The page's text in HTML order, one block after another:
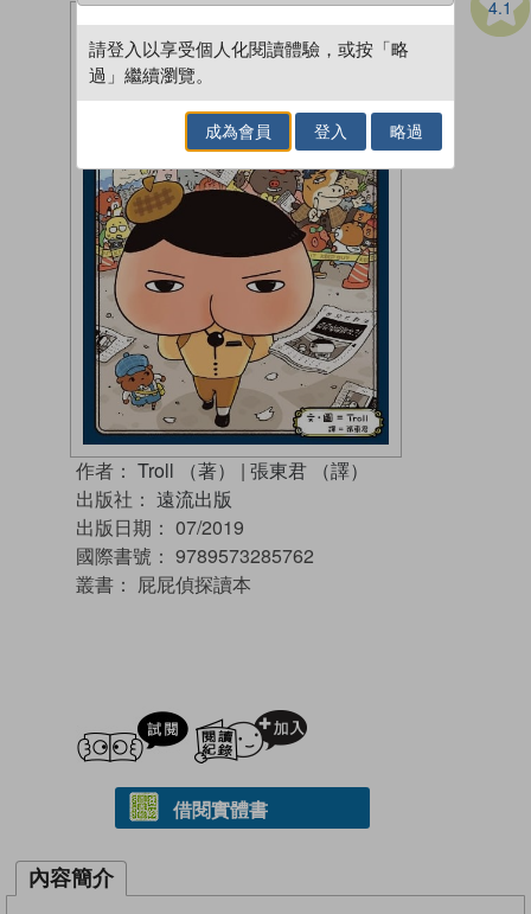
4.1
作者： Troll （著） | 張東君 （譯）
出版社： 遠流出版
出版日期： 07/2019
國際書號： 9789573285762
叢書： 屁屁偵探讀本
試閲
借閱實體書
內容簡介
請登入以享受個人化閱讀體驗，或按「略
過」繼續瀏覽。
成為會員 登入 略過